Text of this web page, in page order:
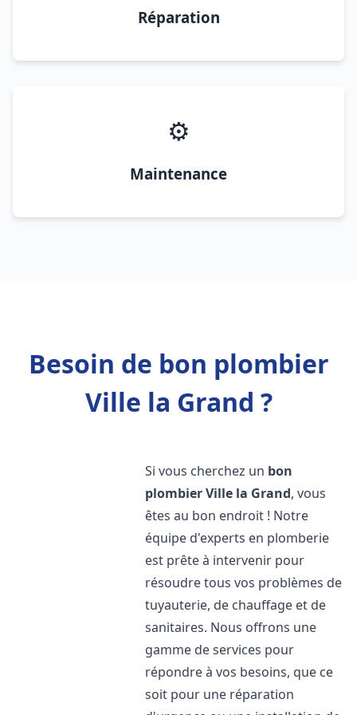
Réparation
⚙️
Maintenance
Besoin de bon plombier
Ville la Grand ?
Si vous cherchez un bon
plombierVille la Grand, vous
êtes au bon endroit ! Notre
équipe d'experts en plomberie
est prête à intervenir pour
résoudre tous vos problèmes de
tuyauterie, de chauffage et de
sanitaires. Nous offrons une
gamme de services pour
répondre à vos besoins, que ce
soit pour une réparation